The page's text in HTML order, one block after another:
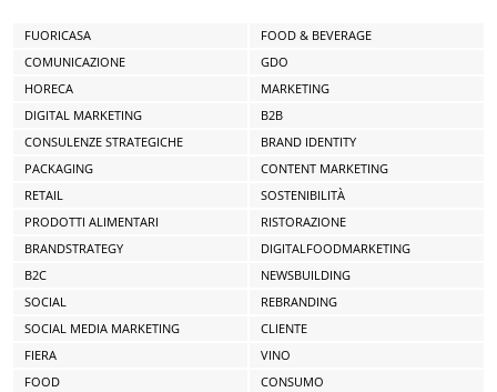
FUORICASA
FOOD & BEVERAGE
COMUNICAZIONE
GDO
HORECA
MARKETING
DIGITAL MARKETING
B2B
CONSULENZE STRATEGICHE
BRAND IDENTITY
PACKAGING
CONTENT MARKETING
RETAIL
SOSTENIBILITÀ
PRODOTTI ALIMENTARI
RISTORAZIONE
BRANDSTRATEGY
DIGITALFOODMARKETING
B2C
NEWSBUILDING
SOCIAL
REBRANDING
SOCIAL MEDIA MARKETING
CLIENTE
FIERA
VINO
FOOD
CONSUMO